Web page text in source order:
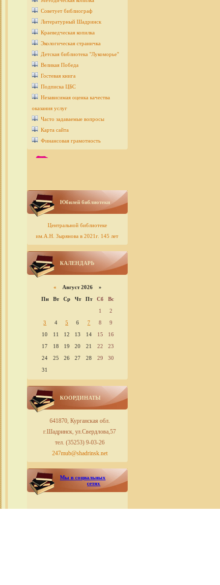
Советует библиограф
Литературный Шадринск
Краеведческая копилка
Экологическая страничка
Детcкая библиотека "Лукоморье"
Великая Победа
Гостевая книга
Подписка ЦБС
Независимая оценка качества
оказания услуг
Часто задаваемые вопросы
Карта сайта
Финансовая грамотность
Юбилей библиотеки
Центральной библиотеке
им.А.Н. Зырянова в 2021г. 145 лет
КАЛЕНДАРЬ
« Август 2026 »
Пн
Вт Ср Чт Пт Сб
Вс
1
2
3
4 5 6 7 8
9
10
11 12 13 14 15
16
17
18 19 20 21 22
23
24
25 26 27 28 29
30
31
КООРДИНАТЫ
641870, Курганская обл.
г.Шадринск, ул.Свердлова,57
тел. (35253) 9-03-26
247mub@shadrinsk.net
Мы в социальных
сетях